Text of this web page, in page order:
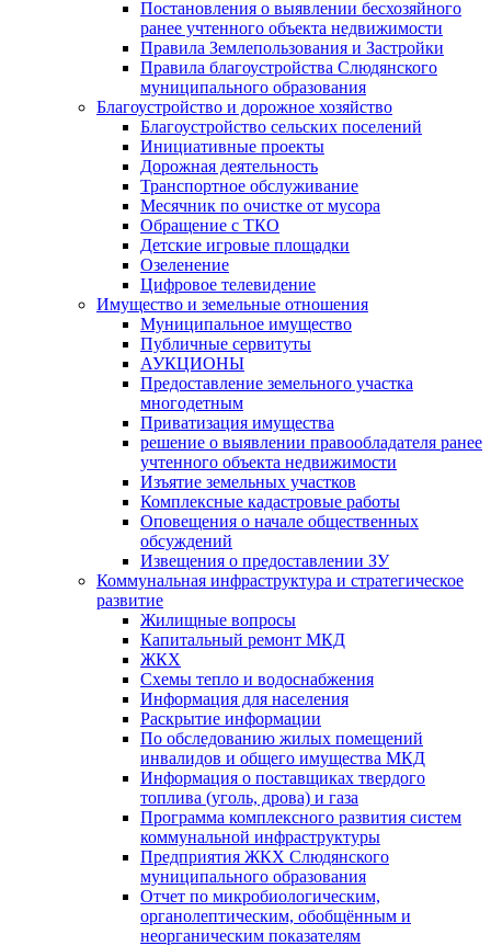
Постановления о выявлении бесхозяйного
ранее учтенного объекта недвижимости
Правила Землепользования и Застройки
Правила благоустройства Слюдянского
муниципального образования
Благоустройство и дорожное хозяйство
Благоустройство сельских поселений
Инициативные проекты
Дорожная деятельность
Транспортное обслуживание
Месячник по очистке от мусора
Обращение с ТКО
Детские игровые площадки
Озеленение
Цифровое телевидение
Имущество и земельные отношения
Муниципальное имущество
Публичные сервитуты
АУКЦИОНЫ
Предоставление земельного участка
многодетным
Приватизация имущества
решение о выявлении правообладателя ранее
учтенного объекта недвижимости
Изъятие земельных участков
Комплексные кадастровые работы
Оповещения о начале общественных
обсуждений
Извещения о предоставлении ЗУ
Коммунальная инфраструктура и стратегическое
развитие
Жилищные вопросы
Капитальный ремонт МКД
ЖКХ
Схемы тепло и водоснабжения
Информация для населения
Раскрытие информации
По обследованию жилых помещений
инвалидов и общего имущества МКД
Информация о поставщиках твердого
топлива (уголь, дрова) и газа
Программа комплексного развития систем
коммунальной инфраструктуры
Предприятия ЖКХ Слюдянского
муниципального образования
Отчет по микробиологическим,
органолептическим, обобщённым и
неорганическим показателям